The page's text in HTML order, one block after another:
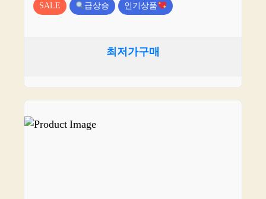
SALE 급상승 인기상품
최저가구매